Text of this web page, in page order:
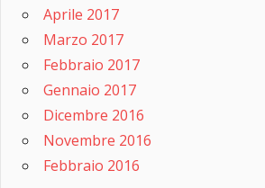
Aprile 2017
Marzo 2017
Febbraio 2017
Gennaio 2017
Dicembre 2016
Novembre 2016
Febbraio 2016